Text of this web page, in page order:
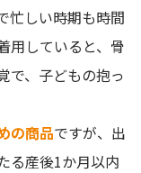
忙しい時期も時間
用していると、骨
で、子どもの抱っ
の商品ですが、出
る産後1か月以内